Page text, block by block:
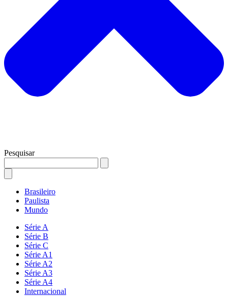
Pesquisar
Brasileiro
Paulista
Mundo
Série A
Série B
Série C
Série A1
Série A2
Série A3
Série A4
Internacional